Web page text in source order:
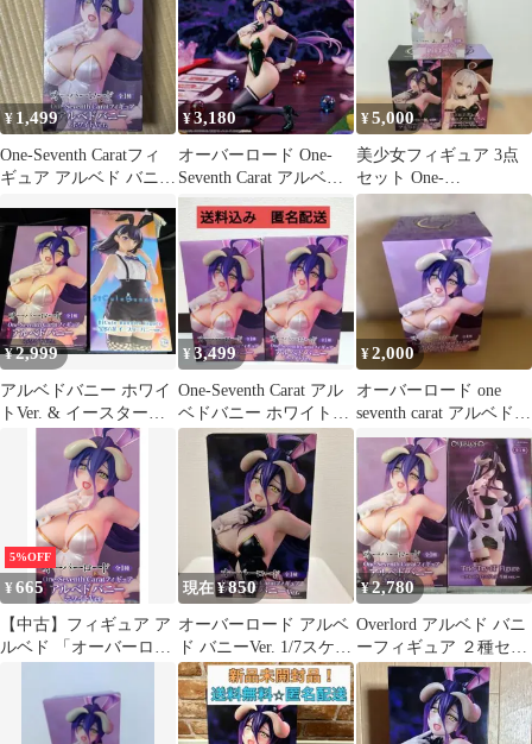
¥ 1,499
One-Seventh Caratフィ
ギュア アルベド バニー
¥3,180
オーバーロード One-
Seventh Carat アルベド
バニーVer．
¥5,000
美少女フィギュア 3点
セット One-
SeventhCarat
¥2,999
アルベドバニー ホワイ
トVer. & イースターバ
¥3,499
One-Seventh Carat アル
ベドバニー ホワイト
ver. 2個セット
¥2,000
オーバーロード one
seventh carat アルベド
バニー ホワイト
5%OFF
¥665
【中古】フィギュア ア
ルベド 「オーバーロー
フィギュア アルベド バ
ニーホワイトVer.
現在 ¥850
オーバーロード アルベ
ド バニーVer. 1/7スケー
ルフィギュア
¥2,780
Overlord アルベド バニ
ーフィギュア ２種セッ
ト